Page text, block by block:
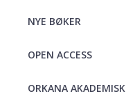
NYE BØKER
OPEN ACCESS
ORKANA AKADEMISK